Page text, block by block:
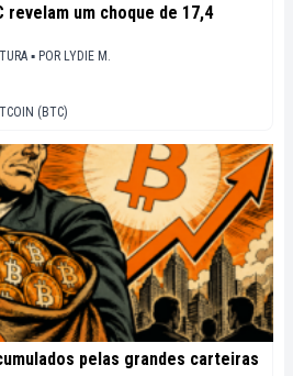
revelam um choque de 17,4
▪ POR LYDIE M.
(BTC)
pelas grandes carteiras